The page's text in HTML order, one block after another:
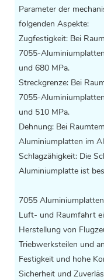
Parameter der
folgenden Aspekte:
Zugfestigkeit: Bei
7055-
und 680 MPa.
Streckgrenze: Bei
7055-
und 510 MPa.
Dehnung: Bei
Aluminiumplatten im
Schlagzähigkeit: Die
Aluminiumplatte ist
7055
Luft- und Raumfahrt
Herstellung von
Triebwerksteilen und
Festigkeit und hohe
Sicherheit und